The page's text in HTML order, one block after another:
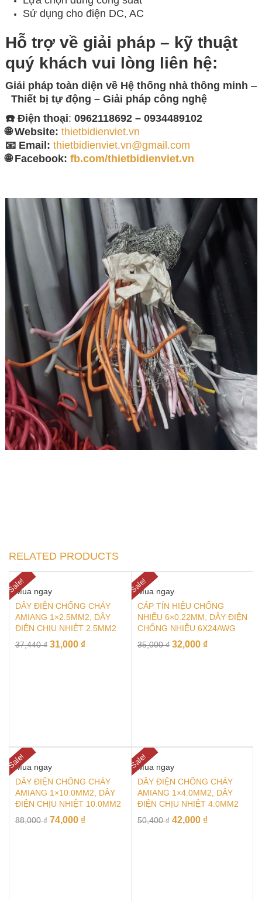
Sử dụng cho điện DC, AC
Hỗ trợ về giải pháp – kỹ thuật
quý khách vui lòng liên hệ:
Giải pháp toàn diện về Hệ thống nhà thông minh –
Thiết bị tự động – Giải pháp công nghệ
☎️ Điện thoại: 0962118692 – 0934489102
🌐 Website: thietbidienviet.vn
📧 Email: thietbidienviet.vn@gmail.com
🌐 Facebook: fb.com/thietbidienviet.vn
RELATED PRODUCTS
Sale!
Mua ngay
DÂY ĐIỆN CHỐNG CHÁY
AMIANG 1×2.5MM2, DÂY
ĐIỆN CHỊU NHIỆT 2.5MM2
37,440₫ 31,000 ₫
Sale!
Mua ngay
CÁP TÍN HIỆU CHỐNG
NHIỄU 6×0.22MM, DÂY ĐIỆN
CHỐNG NHIỄU 6X24AWG
35,000₫ 32,000 ₫
Sale!
Mua ngay
DÂY ĐIỆN CHỐNG CHÁY
AMIANG 1×10.0MM2, DÂY
ĐIỆN CHỊU NHIỆT 10.0MM2
88,000₫ 74,000 ₫
Sale!
Mua ngay
DÂY ĐIỆN CHỐNG CHÁY
AMIANG 1×4.0MM2, DÂY
ĐIỆN CHỊU NHIỆT 4.0MM2
50,400₫ 42,000 ₫